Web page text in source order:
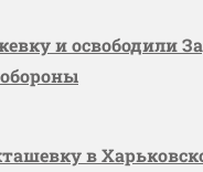
и освободили
в